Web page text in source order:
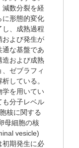
数分裂を経
に形態的変化
し、成熟過程
および発生が
な基盤であ
造および成熟
ゼブラフィ
している。
学を用いてい
も分子レベル
核に関する
母細胞の核
vesicle)
初期発生に必